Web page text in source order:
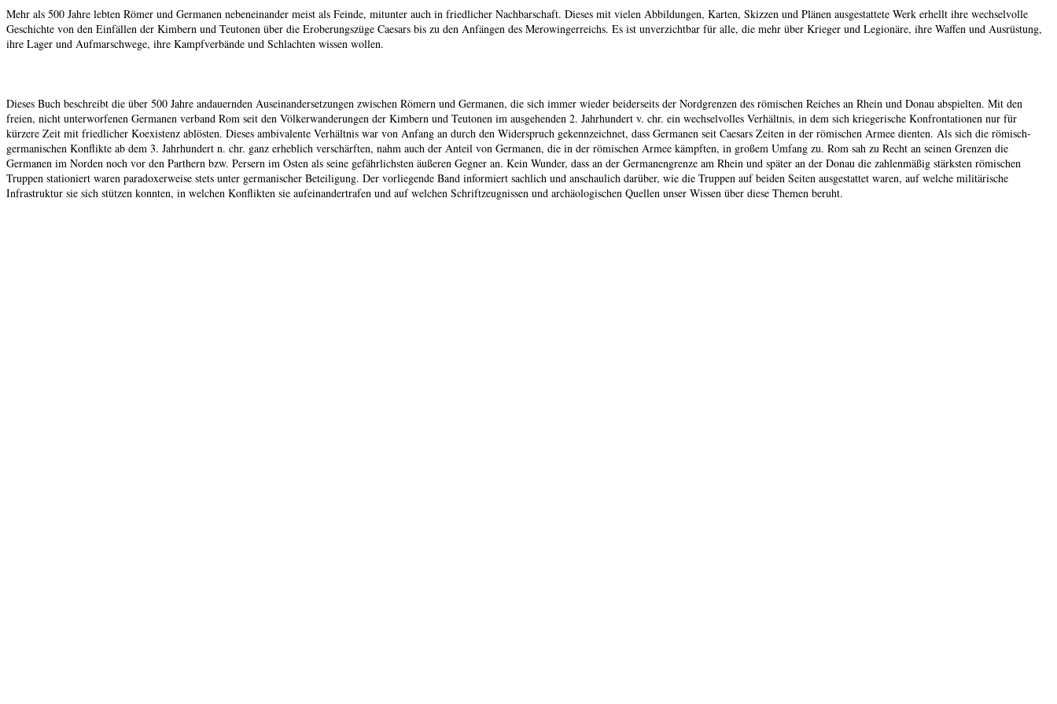
Mehr als 500 Jahre lebten Römer und Germanen nebeneinander meist als Feinde, mitunter auch in friedlicher Nachbarschaft. Dieses mit vielen Abbildungen, Karten, Skizzen und Plänen ausgestattete Werk erhellt ihre wechselvolle
Geschichte von den Einfällen der Kimbern und Teutonen über die Eroberungszüge Caesars bis zu den Anfängen des Merowingerreichs. Es ist unverzichtbar für alle, die mehr über Krieger und Legionäre, ihre Waffen und Ausrüstung,
ihre Lager und Aufmarschwege, ihre Kampfverbände und Schlachten wissen wollen.
Dieses Buch beschreibt die über 500 Jahre andauernden Auseinandersetzungen zwischen Römern und Germanen, die sich immer wieder beiderseits der Nordgrenzen des römischen Reiches an Rhein und Donau abspielten. Mit den
freien, nicht unterworfenen Germanen verband Rom seit den Völkerwanderungen der Kimbern und Teutonen im ausgehenden 2. Jahrhundert v. chr. ein wechselvolles Verhältnis, in dem sich kriegerische Konfrontationen nur für
kürzere Zeit mit friedlicher Koexistenz ablösten. Dieses ambivalente Verhältnis war von Anfang an durch den Widerspruch gekennzeichnet, dass Germanen seit Caesars Zeiten in der römischen Armee dienten. Als sich die römisch-
germanischen Konflikte ab dem 3. Jahrhundert n. chr. ganz erheblich verschärften, nahm auch der Anteil von Germanen, die in der römischen Armee kämpften, in großem Umfang zu. Rom sah zu Recht an seinen Grenzen die
Germanen im Norden noch vor den Parthern bzw. Persern im Osten als seine gefährlichsten äußeren Gegner an. Kein Wunder, dass an der Germanengrenze am Rhein und später an der Donau die zahlenmäßig stärksten römischen
Truppen stationiert waren paradoxerweise stets unter germanischer Beteiligung. Der vorliegende Band informiert sachlich und anschaulich darüber, wie die Truppen auf beiden Seiten ausgestattet waren, auf welche militärische
Infrastruktur sie sich stützen konnten, in welchen Konflikten sie aufeinandertrafen und auf welchen Schriftzeugnissen und archäologischen Quellen unser Wissen über diese Themen beruht.